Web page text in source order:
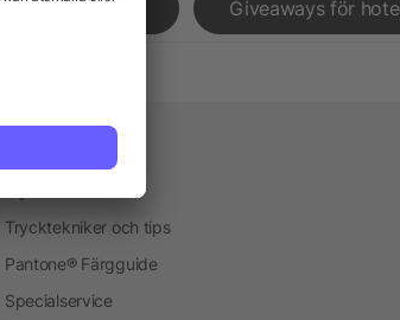
Expressleverans Giveaways för
Trycktekniker och tips
Pantone® Färgguide
Specialservice